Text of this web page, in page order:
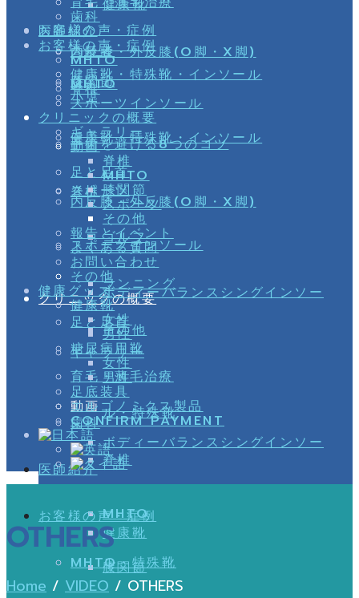
お客様の声・症例
MHTO
健康靴・特殊靴・インソール
脊椎
スポーツインソール
クリニックの概要
ギャラリー
動画
脊椎
MHTO
膝関節
内反膝・外反膝(O脚・X脚)
足と足首
ボディーバランスシングインソー
ル・特殊靴
健康靴
膝関節
内反膝・外反膝(O脚・X脚)
足と足首
ボディーバランスシングインソー
ル・特殊靴
健康靴
高齢者
小児
手術を避ける8つのコツ
スポーツ
ゴルフ
ランニング
その他
育毛・薄毛治療
歯科
医師紹介
お客様の声・症例
MHTO
歯科
医師紹介
お客様の声・症例
MHTO
健康靴・特殊靴・インソール
脊椎
スポーツインソール
クリニックの概要
ギャラリー
動画
脊椎
MHTO
膝関節
スポーツ
その他
報告とイベント
よくある質問
お問い合わせ
その他
健康グッズ
健康靴
女性
男性
糖尿病用靴
女性
男性
足底装具
エルゴノミクス製品
CONFIRM PAYMENT
OTHERS
Home / VIDEO / OTHERS